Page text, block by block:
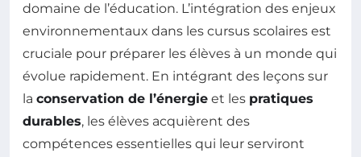
domaine de l’éducation. L’intégration des enjeux
environnementaux dans les cursus scolaires est
cruciale pour préparer les élèves à un monde qui
évolue rapidement. En intégrant des leçons sur
la conservation de l’énergie et les pratiques
durables, les élèves acquièrent des
compétences essentielles qui leur serviront